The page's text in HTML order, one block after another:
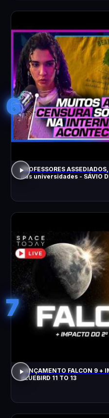
6
PROFESSORES
nas universidades - SÁVIO
7
LANÇAMENTO FALCON 9 + IMPACTO NA LUA!!!! | MISSÃO
BLUEBIRD 11 TO 13